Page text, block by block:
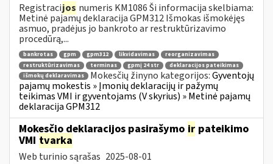
Registracijos numeris KM1086 Ši informacija skelbiama:
Metinė pajamų deklaracija GPM312 Išmokas išmokėjęs
asmuo, pradėjus jo bankroto ar restruktūrizavimo
procedūrą,...
bankrotas gpm gpm312 likvidavimas
reorganizavimas
restruktūrizavimas
terminas gpmį 24 str
deklaracijos pateikimas
išmokų deklaravimas
Mokesčių žinyno kategorijos:Gyventojų
pajamų mokestis » Įmonių deklaracijų ir pažymų
teikimas VMI ir gyventojams (V skyrius) » Metinė pajamų
deklaracija GPM312
Mokesčio deklaracijos pasirašymo ir pateikimo
VMI tvarka
Web turinio sąrašas 2025-08-01